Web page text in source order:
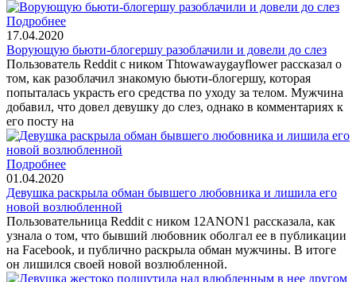
Подробнее
17.04.2020
Ворующую бьюти-блогершу разоблачили и довели до слез
Пользователь Reddit с ником Thtowawaygayflower рассказал о
том, как разоблачил знакомую бьюти-блогершу, которая
попыталась украсть его средства по уходу за телом. Мужчина
добавил, что довел девушку до слез, однако в комментариях к
его посту на
Подробнее
01.04.2020
Девушка раскрыла обман бывшего любовника и лишила его
новой возлюбленной
Пользовательница Reddit с ником 12ANON1 рассказала, как
узнала о том, что бывший любовник оболгал ее в публикации
на Facebook, и публично раскрыла обман мужчины. В итоге
он лишился своей новой возлюбленной.